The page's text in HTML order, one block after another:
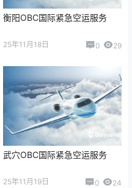
衡阳OBC国际紧急空运服务
25年11月18日 0 29
武穴OBC国际紧急空运服务
25年11月19日 0 24